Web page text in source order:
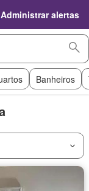
Administrar alertas
Banheiros